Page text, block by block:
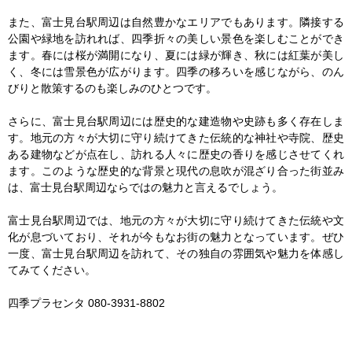
また、富士見台駅周辺は自然豊かなエリアでもあります。隣接する
公園や緑地を訪れれば、四季折々の美しい景色を楽しむことができ
ます。春には桜が満開になり、夏には緑が輝き、秋には紅葉が美し
く、冬には雪景色が広がります。四季の移ろいを感じながら、のん
びりと散策するのも楽しみのひとつです。
さらに、富士見台駅周辺には歴史的な建造物や史跡も多く存在しま
す。地元の方々が大切に守り続けてきた伝統的な神社や寺院、歴史
ある建物などが点在し、訪れる人々に歴史の香りを感じさせてくれ
ます。このような歴史的な背景と現代の息吹が混ざり合った街並み
は、富士見台駅周辺ならではの魅力と言えるでしょう。
富士見台駅周辺では、地元の方々が大切に守り続けてきた伝統や文
化が息づいており、それが今もなお街の魅力となっています。ぜひ
一度、富士見台駅周辺を訪れて、その独自の雰囲気や魅力を体感し
てみてください。
四季プラセンタ 080-3931-8802